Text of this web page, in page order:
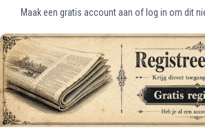
Maak een gratis account aan of log in om dit